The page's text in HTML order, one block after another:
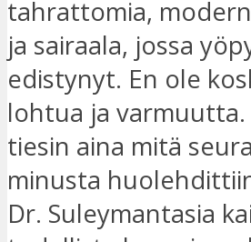
tahrattomia,
ja sairaala, jossa
edistynyt. En ole
lohtua ja
tiesin aina mitä
minusta
Dr. Suleymantasia